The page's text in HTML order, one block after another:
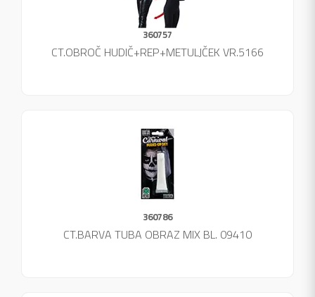
360757
CT.OBROČ HUDIČ+REP+METULJČEK VR.5166
360786
CT.BARVA TUBA OBRAZ MIX BL. 09410